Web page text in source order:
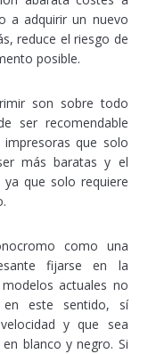
a adquirir un nuevo
reduce el riesgo de
posible.
son sobre todo
ser recomendable
impresoras que solo
más baratas y el
que solo requiere
como una
fijarse en la
actuales no
este sentido, sí
y que sea
blanco y negro. Si